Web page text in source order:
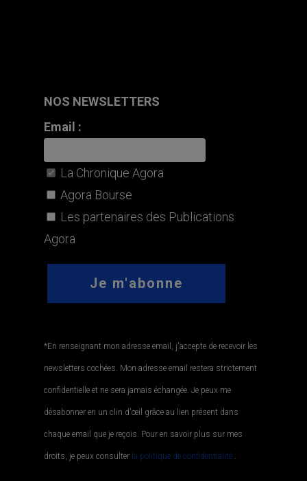
NOS NEWSLETTERS
Email :
La Chronique Agora
Agora Bourse
Les partenaires des Publications
Agora
*En renseignant mon adresse email, j'accepte de recevoir les
newsletters cochées. Mon adresse email restera strictement
confidentielle et ne sera jamais échangée. Je peux me
désabonner en un clin d'œil grâce au lien présent dans
chaque email que je reçois. Pour en savoir plus sur mes
droits, je peux consulter la politique de confidentialité..